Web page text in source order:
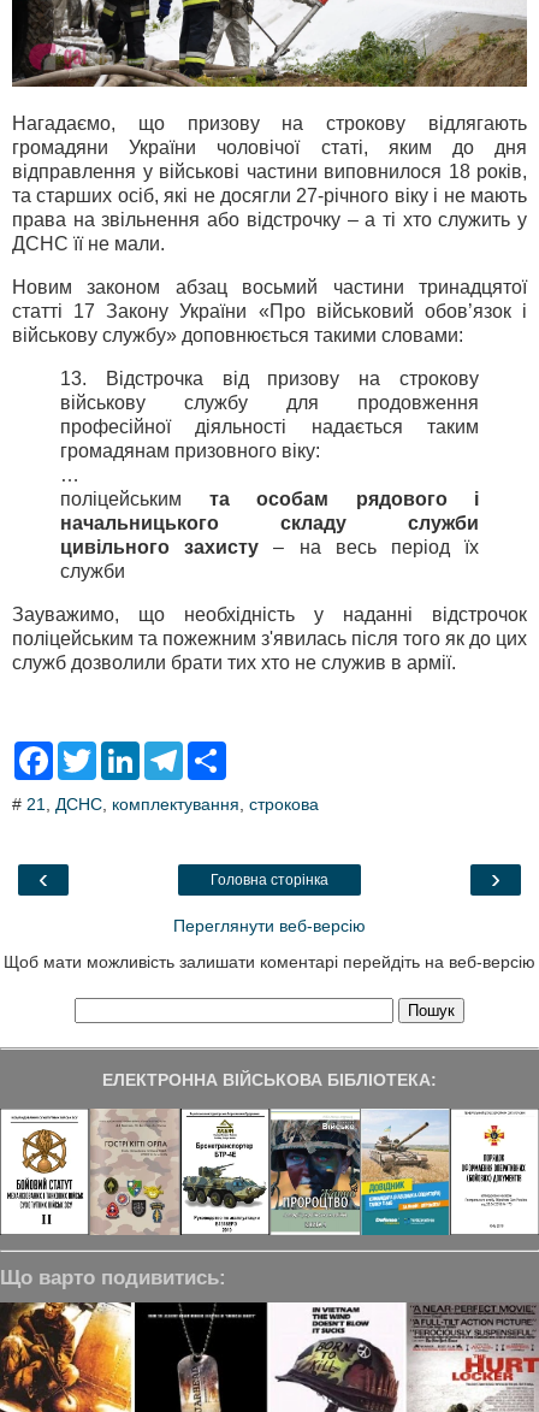
Нагадаємо, що призову на строкову відлягають
громадяни України чоловічої статі, яким до дня
відправлення у військові частини виповнилося 18 років,
та старших осіб, які не досягли 27-річного віку і не мають
права на звільнення або відстрочку – а ті хто служить у
ДСНС її не мали.
Новим законом абзац восьмий частини тринадцятої
статті 17 Закону України «Про військовий обов’язок і
військову службу» доповнюється такими словами:
13. Відстрочка від призову на строкову
військову службу для продовження
професійної діяльності надається таким
громадянам призовного віку:
…
поліцейським та особам рядового і
начальницького складу служби
цивільного захисту – на весь період їх
служби
Зауважимо, що необхідність у наданні відстрочок
поліцейським та пожежним з'явилась після того як до цих
служб дозволили брати тих хто не служив в армії.
F
e
o
T
t
L
k
T
e
a
r
# 21, ДСНС, комплектування, строкова
‹ ›
Головна сторінка
Переглянути веб-версію
Щоб мати можливість залишати коментарі перейдіть на веб-версію
ЕЛЕКТРОННА ВІЙСЬКОВА БІБЛІОТЕКА:
Що варто подивитись: